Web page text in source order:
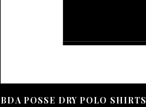
BDA POSSE DRY POLO SHIRTS